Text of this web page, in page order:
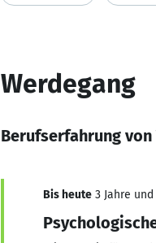
Werdegang
Berufserfahrung von
Bis heute 3 Jahre